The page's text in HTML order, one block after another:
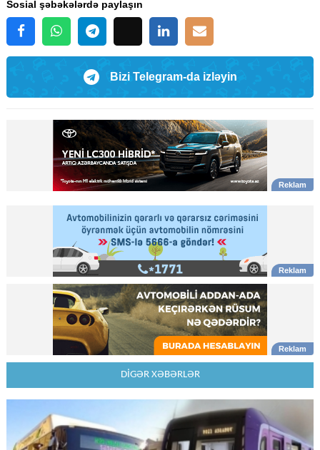
Sosial şəbəkələrdə paylaşın
Bizi Telegram-da izləyin
DİGƏR XƏBƏRLƏR